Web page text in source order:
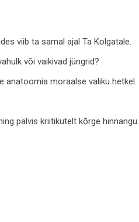
viib ta samal ajal Ta Kolgatale.
või vaikivad jüngrid?
anatoomia moraalse valiku hetkel.
pälvis kriitikutelt kõrge hinnangu.